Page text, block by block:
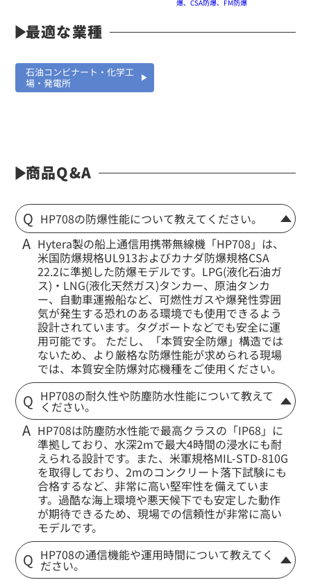
爆、CSA防爆、FM防爆
最適な業種
石油コンビナート・化学工
場・発電所
商品Q&A
HP708の防爆性能について教えてください。
Hytera製の船上通信用携帯無線機「HP708」は、
米国防爆規格UL913およびカナダ防爆規格CSA
22.2に準拠した防爆モデルです。LPG(液化石油ガ
ス)・LNG(液化天然ガス)タンカー、原油タンカ
ー、自動車運搬船など、可燃性ガスや爆発性雰囲
気が発生する恐れのある環境でも使用できるよう
設計されています。タグボートなどでも安全に運
用可能です。 ただし、「本質安全防爆」構造では
ないため、より厳格な防爆性能が求められる現場
では、本質安全防爆対応機種をご使用ください。
HP708の耐久性や防塵防水性能について教えて
ください。
HP708は防塵防水性能で最高クラスの「IP68」に
準拠しており、水深2mで最大4時間の浸水にも耐
えられる設計です。また、米軍規格MIL-STD-810G
を取得しており、2mのコンクリート落下試験にも
合格するなど、非常に高い堅牢性を備えていま
す。過酷な海上環境や悪天候下でも安定した動作
が期待できるため、現場での信頼性が非常に高い
モデルです。
HP708の通信機能や運用時間について教えてく
ださい。